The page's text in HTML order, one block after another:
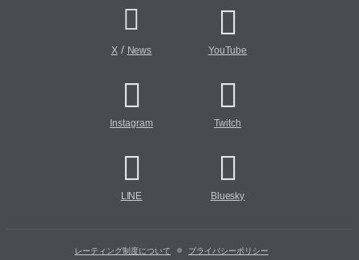
X/ News YouTube
Instagram Twitch
LINE Bluesky
レーティング制度について プライバシーポリシー